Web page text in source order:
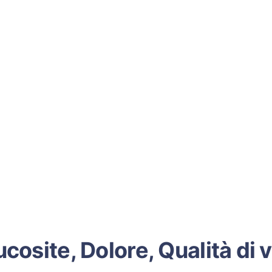
Dolore, Qualità di